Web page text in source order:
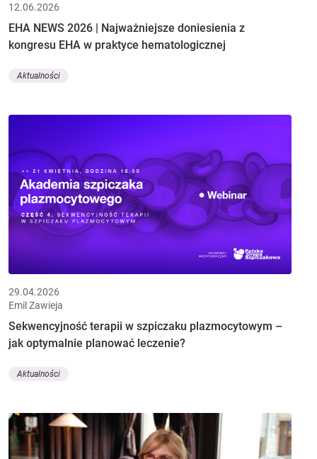
12.06.2026
EHA NEWS 2026 | Najważniejsze doniesienia z
kongresu EHA w praktyce hematologicznej
Aktualności
29.04.2026
Emil Zawieja
Sekwencyjność terapii w szpiczaku plazmocytowym –
jak optymalnie planować leczenie?
Aktualności